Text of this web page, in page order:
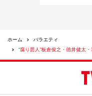
ホーム
バラエティ
“腐り芸人”板倉俊之・徳井健太